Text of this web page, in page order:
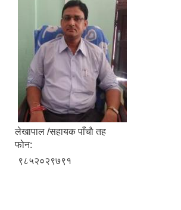
लेखापाल /सहायक पाँचाै‌ तह
फोन:
९८५२०२९७९१